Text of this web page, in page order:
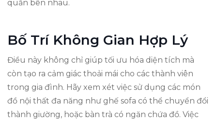
quần bên nhau.
Bố Trí Không Gian Hợp Lý
Điều này không chỉ giúp tối ưu hóa diện tích mà
còn tạo ra cảm giác thoải mái cho các thành viên
trong gia đình. Hãy xem xét việc sử dụng các món
đồ nội thất đa năng như ghế sofa có thể chuyển đổi
thành giường, hoặc bàn trà có ngăn chứa đồ. Việc